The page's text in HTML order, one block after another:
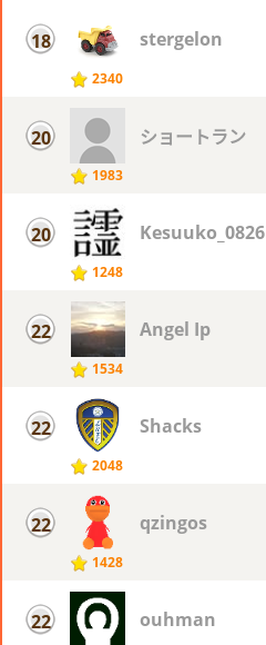
18
2340
stergelon
20
1983
ショートラン
20
1248
Kesuuko_0826
22
1534
Angel Ip
22
2048
Shacks
22
1428
qzingos
22 ouhman